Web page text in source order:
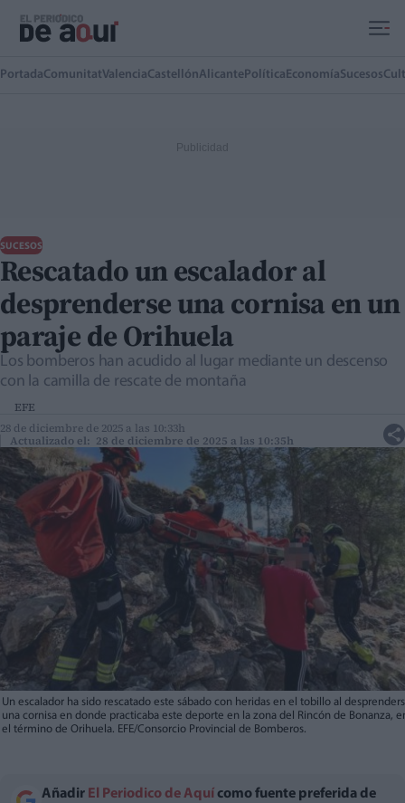
PortadaComunitatValenciaCastellónAlicante Política EconomíaSucesos
SUCESOS
Rescatado un escalador al
desprenderse una cornisa en un
paraje de Orihuela
Los bomberos han acudido al lugar mediante un descenso
con la camilla de rescate de montaña
EFE
28 de diciembre de 2025 a las 10:33h
Actualizado el: 28 de diciembre de 2025 a las 10:35h
Un escalador ha sido rescatado este sábado con heridas en el tobillo al
una cornisa en donde practicaba este deporte en la zona del Rincón de Bonanza,
el término de Orihuela. EFE/Consorcio Provincial de Bomberos.
Añadir El Periodico de Aquí como fuente preferida de